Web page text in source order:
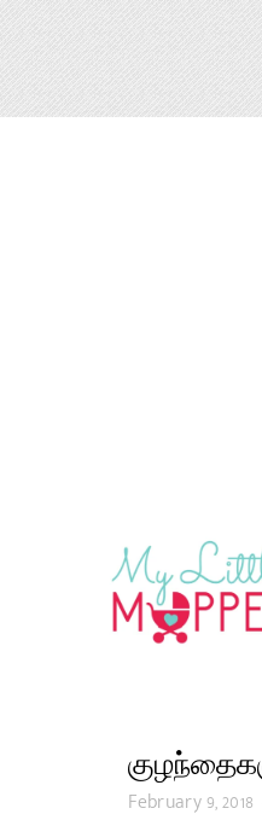
February 9, 2018